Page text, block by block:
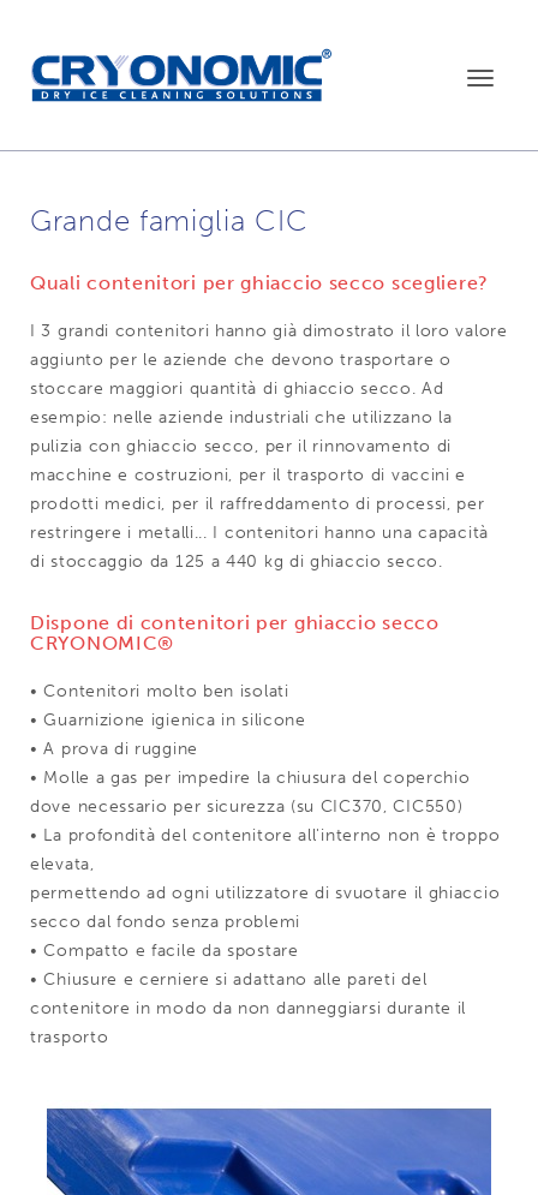
Toggle
Grande famiglia CIC
Quali contenitori per ghiaccio secco scegliere?
I 3 grandi contenitori hanno già dimostrato il loro valore
aggiunto per le aziende che devono trasportare o
stoccare maggiori quantità di ghiaccio secco. Ad
esempio: nelle aziende industriali che utilizzano la
pulizia con ghiaccio secco, per il rinnovamento di
macchine e costruzioni, per il trasporto di vaccini e
prodotti medici, per il raffreddamento di processi, per
restringere i metalli... I contenitori hanno una capacità
di stoccaggio da 125 a 440 kg di ghiaccio secco.
Dispone di contenitori per ghiaccio secco
CRYONOMIC®
• Contenitori molto ben isolati
• Guarnizione igienica in silicone
• A prova di ruggine
• Molle a gas per impedire la chiusura del coperchio
dove necessario per sicurezza (su CIC370, CIC550)
• La profondità del contenitore all'interno non è troppo
elevata,
permettendo ad ogni utilizzatore di svuotare il ghiaccio
secco dal fondo senza problemi
• Compatto e facile da spostare
• Chiusure e cerniere si adattano alle pareti del
contenitore in modo da non danneggiarsi durante il
trasporto